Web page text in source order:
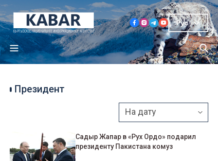
Рус
Президент
Садыр Жапар в «Рух Ордо» подарил
президенту Пакистана комуз